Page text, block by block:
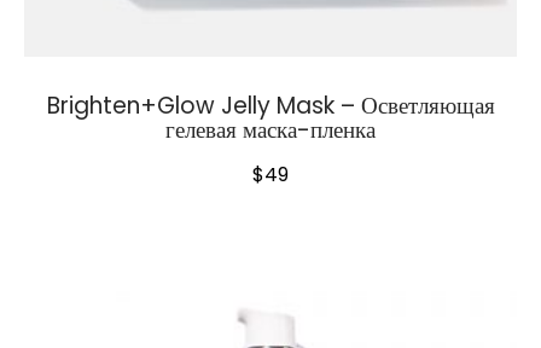
Brighten+Glow Jelly Mask – Осветляющая
гелевая маска-пленка
$49